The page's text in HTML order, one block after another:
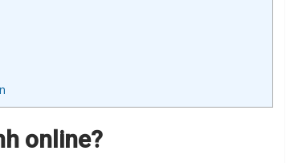
online?